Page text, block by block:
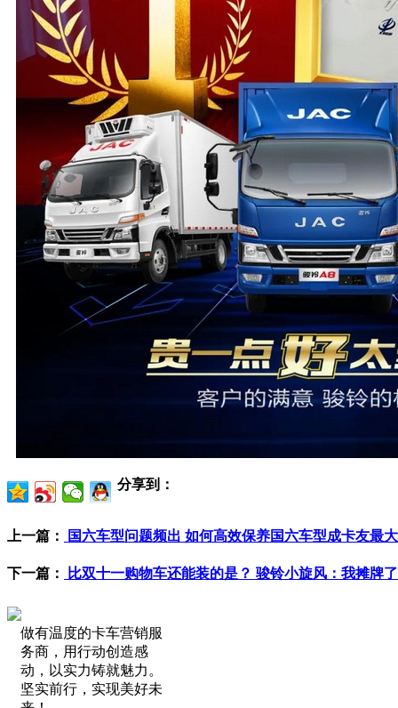
分享到：
上一篇： 国六车型问题频出 如何高效保养国六车型成卡友最
下一篇： 比双十一购物车还能装的是？ 骏铃小旋风：我摊牌了
做有温度的卡车营销服
务商，用行动创造感
动，以实力铸就魅力。
坚实前行，实现美好未